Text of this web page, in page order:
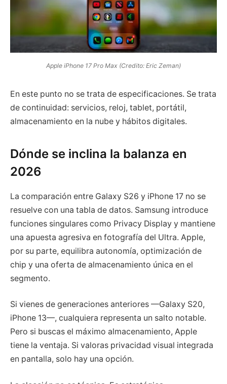
Apple iPhone 17 Pro Max (Credito: Eric Zeman)
En este punto no se trata de especificaciones. Se trata
de continuidad: servicios, reloj, tablet, portátil,
almacenamiento en la nube y hábitos digitales.
Dónde se inclina la balanza en
2026
La comparación entre Galaxy S26 y iPhone 17 no se
resuelve con una tabla de datos. Samsung introduce
funciones singulares como Privacy Display y mantiene
una apuesta agresiva en fotografía del Ultra. Apple,
por su parte, equilibra autonomía, optimización de
chip y una oferta de almacenamiento única en el
segmento.
Si vienes de generaciones anteriores —Galaxy S20,
iPhone 13—, cualquiera representa un salto notable.
Pero si buscas el máximo almacenamiento, Apple
tiene la ventaja. Si valoras privacidad visual integrada
en pantalla, solo hay una opción.